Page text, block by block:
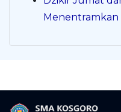
Menentramkan